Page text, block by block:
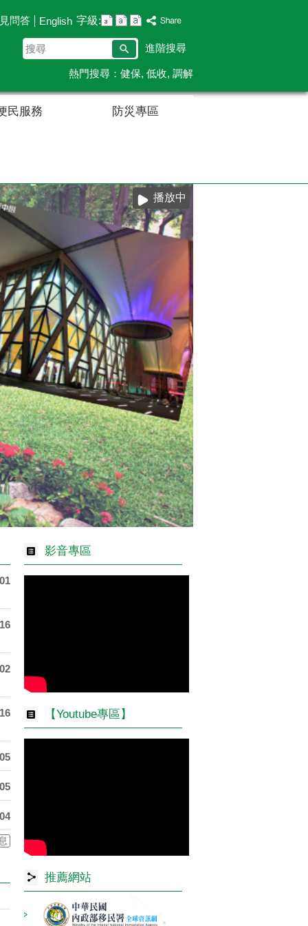
問答 English 字級:
搜
尋
進階搜尋
熱門搜尋： 健保 低收 調解
民服務 防災專區
播放中
影音專區
【Youtube專區】
推薦網站